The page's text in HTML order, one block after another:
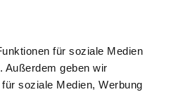
für soziale Medien
Außerdem geben wir
soziale Medien, Werbung
Gästewohnungen